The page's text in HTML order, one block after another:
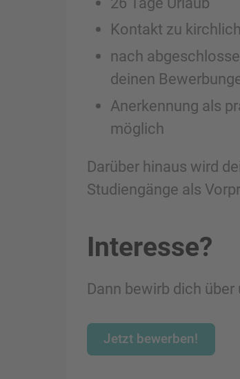
Kontakt zu
nach
deinen
Anerkennung als
möglich
Darüber hinaus wird
Studiengänge als
Interesse?
Dann bewirb dich
Jetzt bewerben!